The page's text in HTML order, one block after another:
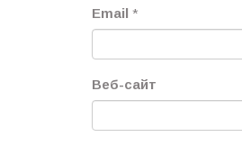
Email *
Веб-сайт